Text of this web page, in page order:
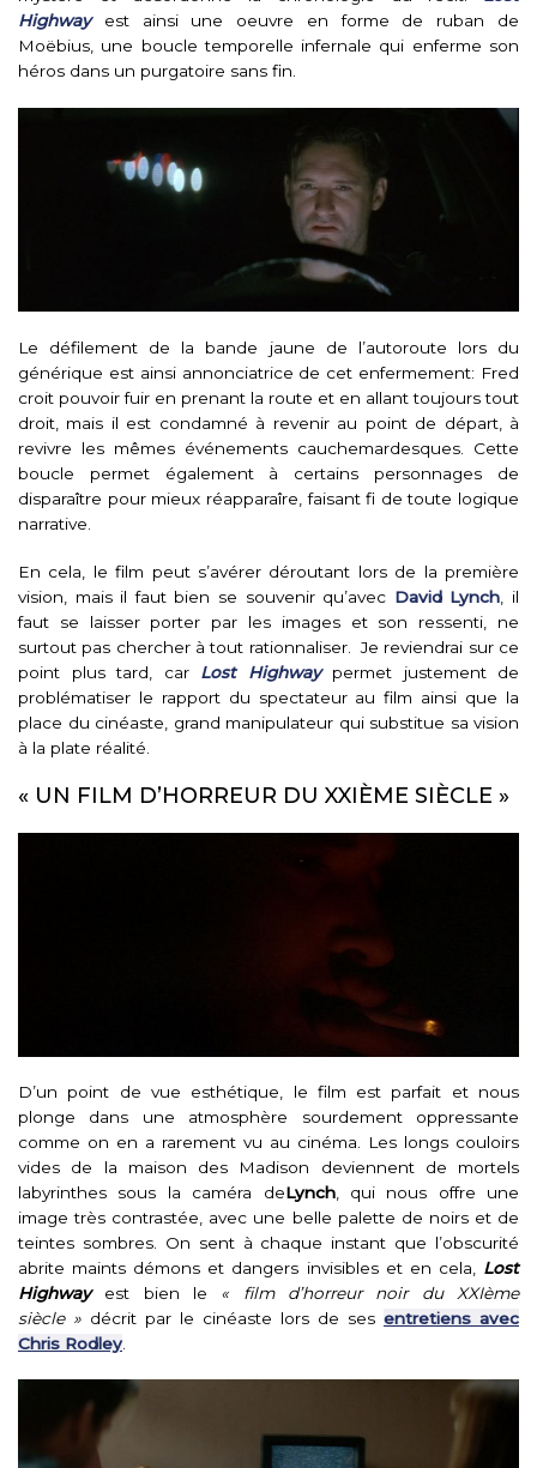
Highwayest ainsi une oeuvre en forme de ruban de
Moëbius, une boucle temporelle infernale qui enferme son
héros dans un purgatoire sans fin.
Le défilement de la bande jaune de l’autoroute lors du
générique est ainsi annonciatrice de cet enfermement: Fred
croit pouvoir fuir en prenant la route et en allant toujours tout
droit, mais il est condamné à revenir au point de départ, à
revivre les mêmes événements cauchemardesques. Cette
boucle permet également à certains personnages de
disparaître pour mieux réapparaîre, faisant fi de toute logique
narrative.
En cela, le film peut s’avérer déroutant lors de la première
vision, mais il faut bien se souvenir qu’avec David Lynch , il
faut se laisser porter par les images et son ressenti, ne
surtout pas chercher à tout rationnaliser. Je reviendrai sur ce
point plus tard, car Lost Highwaypermet justement de
problématiser le rapport du spectateur au film ainsi que la
place du cinéaste, grand manipulateur qui substitue sa vision
à la plate réalité.
« UN FILM D’HORREUR DU XXIÈME SIÈCLE »
D’un point de vue esthétique, le film est parfait et nous
plonge dans une atmosphère sourdement oppressante
comme on en a rarement vu au cinéma. Les longs couloirs
vides de la maison des Madison deviennent de mortels
labyrinthes sous la caméra deLynch, qui nous offre une
image très contrastée, avec une belle palette de noirs et de
teintes sombres. On sent à chaque instant que l’obscurité
abrite maints démons et dangers invisibles et en cela, Lost
Highwayest bien le « film d’horreur noir du XXIème
siècle » décrit par le cinéaste lors de ses entretiens avec
Chris Rodley.